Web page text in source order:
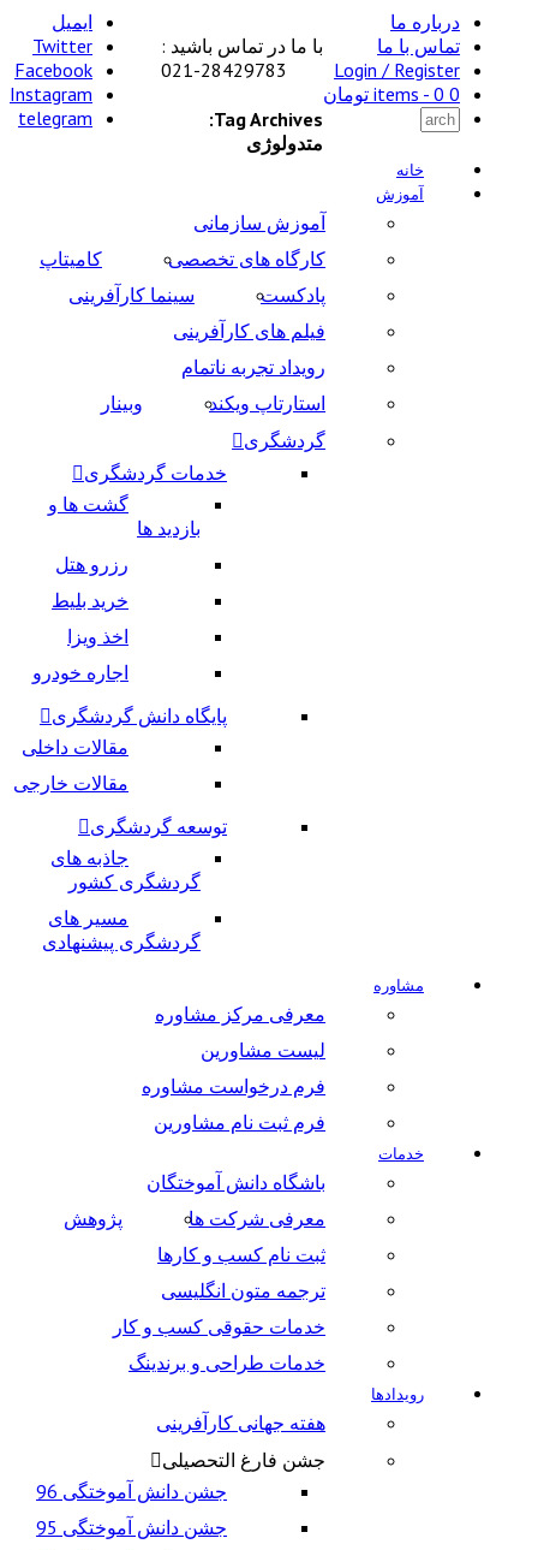
درباره ما
تماس با ما
Login / Register
0 items -
0 تومان
ایمیل
Twitter
Facebook
Instagram
telegram
با ما در تماس باشید :
28429783-021
خانه
آموزش
آموزش سازمانی
کارگاه های تخصصی
کامیتاپ
پادکست
سینما کارآفرینی
فیلم های کارآفرینی
رویداد تجربه ناتمام
استارتاپ ویکند
وبینار
گردشگری
خدمات گردشگری
گشت ها و
بازدید ها
رزرو هتل
خرید بلیط
اخذ ویزا
اجاره خودرو
پایگاه دانش گردشگری
مقالات داخلی
مقالات خارجی
توسعه گردشگری
جاذبه های
گردشگری کشور
مسیر های
گردشگری پیشنهادی
مشاوره
معرفی مرکز مشاوره
لیست مشاورین
فرم درخواست مشاوره
فرم ثبت نام مشاورین
خدمات
باشگاه دانش آموختگان
معرفی شرکت ها
پژوهش
ثبت نام کسب و کارها
ترجمه متون انگلیسی
خدمات حقوقی کسب و کار
خدمات طراحی و برندینگ
رویدادها
هفته جهانی کارآفرینی
جشن فارغ التحصیلی
جشن دانش آموختگی 96
جشن دانش آموختگی 95
Tag Archives:
متدولوژی